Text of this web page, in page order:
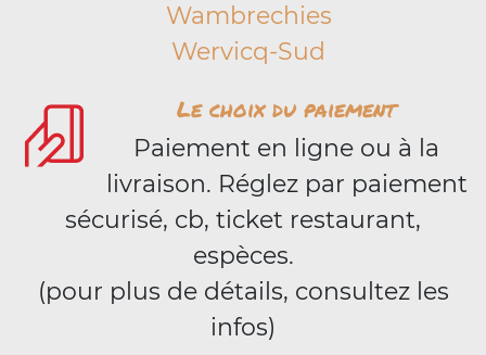
Wambrechies
Wervicq-Sud
Le choix du paiement
Paiement en ligne ou à la
livraison. Réglez par paiement
sécurisé, cb, ticket restaurant,
espèces.
(pour plus de détails, consultez les
infos)